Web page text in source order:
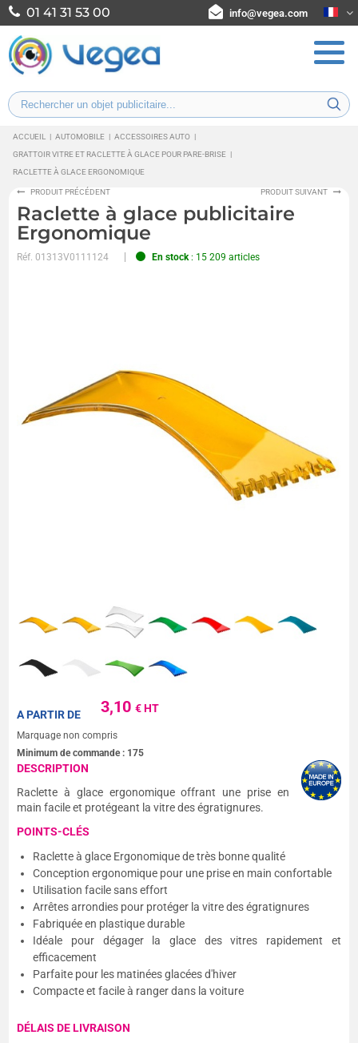
01 41 31 53 00 info@vegea.com
ACCUEIL | AUTOMOBILE | ACCESSOIRES AUTO |
GRATTOIR VITRE ET RACLETTE À GLACE POUR PARE-BRISE |
RACLETTE À GLACE ERGONOMIQUE
PRODUIT PRÉCÉDENT PRODUIT SUIVANT
Raclette à glace publicitaire
Ergonomique
Réf.01313V0111124 En stock: 15 209 articles
3,10€ HT
A PARTIR DE
Marquage non compris
Minimum de commande : 175
DESCRIPTION
Raclette à glace ergonomique offrant une prise en
main facile et protégeant la vitre des égratignures.
POINTS-CLÉS
Raclette à glace Ergonomique de très bonne qualité
Conception ergonomique pour une prise en main confortable
Utilisation facile sans effort
Arrêtes arrondies pour protéger la vitre des égratignures
Fabriquée en plastique durable
Idéale pour dégager la glace des vitres rapidement et
efficacement
Parfaite pour les matinées glacées d'hiver
Compacte et facile à ranger dans la voiture
DÉLAIS DE LIVRAISON